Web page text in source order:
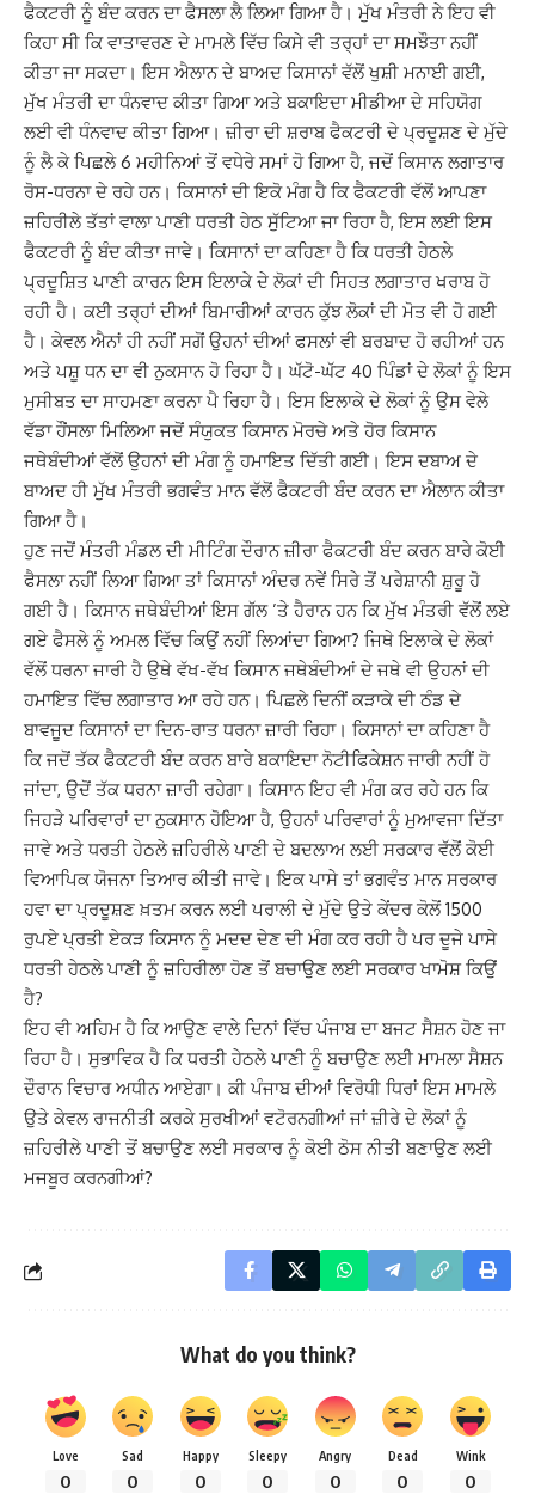
ਫੈਕਟਰੀ ਨੂੰ ਬੰਦ ਕਰਨ ਦਾ ਫੈਸਲਾ ਲੈ ਲਿਆ ਗਿਆ ਹੈ। ਮੁੱਖ ਮੰਤਰੀ ਨੇ ਇਹ ਵੀ
ਕਿਹਾ ਸੀ ਕਿ ਵਾਤਾਵਰਣ ਦੇ ਮਾਮਲੇ ਵਿੱਚ ਕਿਸੇ ਵੀ ਤਰ੍ਹਾਂ ਦਾ ਸਮਝੌਤਾ ਨਹੀਂ
ਕੀਤਾ ਜਾ ਸਕਦਾ। ਇਸ ਐਲਾਨ ਦੇ ਬਾਅਦ ਕਿਸਾਨਾਂ ਵੱਲੋਂ ਖੁਸ਼ੀ ਮਨਾਈ ਗਈ,
ਮੁੱਖ ਮੰਤਰੀ ਦਾ ਧੰਨਵਾਦ ਕੀਤਾ ਗਿਆ ਅਤੇ ਬਕਾਇਦਾ ਮੀਡੀਆ ਦੇ ਸਹਿਯੋਗ
ਲਈ ਵੀ ਧੰਨਵਾਦ ਕੀਤਾ ਗਿਆ। ਜ਼ੀਰਾ ਦੀ ਸ਼ਰਾਬ ਫੈਕਟਰੀ ਦੇ ਪ੍ਰਦੂਸ਼ਣ ਦੇ ਮੁੱਦੇ
ਨੂੰ ਲੈ ਕੇ ਪਿਛਲੇ 6 ਮਹੀਨਿਆਂ ਤੋਂ ਵਧੇਰੇ ਸਮਾਂ ਹੋ ਗਿਆ ਹੈ, ਜਦੋਂ ਕਿਸਾਨ ਲਗਾਤਾਰ
ਰੋਸ-ਧਰਨਾ ਦੇ ਰਹੇ ਹਨ। ਕਿਸਾਨਾਂ ਦੀ ਇਕੋ ਮੰਗ ਹੈ ਕਿ ਫੈਕਟਰੀ ਵੱਲੋਂ ਆਪਣਾ
ਜ਼ਹਿਰੀਲੇ ਤੱਤਾਂ ਵਾਲਾ ਪਾਣੀ ਧਰਤੀ ਹੇਠ ਸੁੱਟਿਆ ਜਾ ਰਿਹਾ ਹੈ, ਇਸ ਲਈ ਇਸ
ਫੈਕਟਰੀ ਨੂੰ ਬੰਦ ਕੀਤਾ ਜਾਵੇ। ਕਿਸਾਨਾਂ ਦਾ ਕਹਿਣਾ ਹੈ ਕਿ ਧਰਤੀ ਹੇਠਲੇ
ਪ੍ਰਦੂਸ਼ਿਤ ਪਾਣੀ ਕਾਰਨ ਇਸ ਇਲਾਕੇ ਦੇ ਲੋਕਾਂ ਦੀ ਸਿਹਤ ਲਗਾਤਾਰ ਖਰਾਬ ਹੋ
ਰਹੀ ਹੈ। ਕਈ ਤਰ੍ਹਾਂ ਦੀਆਂ ਬਿਮਾਰੀਆਂ ਕਾਰਨ ਕੁੱਝ ਲੋਕਾਂ ਦੀ ਮੋਤ ਵੀ ਹੋ ਗਈ
ਹੈ। ਕੇਵਲ ਐਨਾਂ ਹੀ ਨਹੀਂ ਸਗੋਂ ਉਹਨਾਂ ਦੀਆਂ ਫਸਲਾਂ ਵੀ ਬਰਬਾਦ ਹੋ ਰਹੀਆਂ ਹਨ
ਅਤੇ ਪਸ਼ੂ ਧਨ ਦਾ ਵੀ ਨੁਕਸਾਨ ਹੋ ਰਿਹਾ ਹੈ। ਘੱਟੋ-ਘੱਟ 40 ਪਿੰਡਾਂ ਦੇ ਲੋਕਾਂ ਨੂੰ ਇਸ
ਮੁਸੀਬਤ ਦਾ ਸਾਹਮਣਾ ਕਰਨਾ ਪੈ ਰਿਹਾ ਹੈ। ਇਸ ਇਲਾਕੇ ਦੇ ਲੋਕਾਂ ਨੂੰ ਉਸ ਵੇਲੇ
ਵੱਡਾ ਹੌਂਸਲਾ ਮਿਲਿਆ ਜਦੋਂ ਸੰਯੁਕਤ ਕਿਸਾਨ ਮੋਰਚੇ ਅਤੇ ਹੋਰ ਕਿਸਾਨ
ਜਥੇਬੰਦੀਆਂ ਵੱਲੋਂ ਉਹਨਾਂ ਦੀ ਮੰਗ ਨੂੰ ਹਮਾਇਤ ਦਿੱਤੀ ਗਈ। ਇਸ ਦਬਾਅ ਦੇ
ਬਾਅਦ ਹੀ ਮੁੱਖ ਮੰਤਰੀ ਭਗਵੰਤ ਮਾਨ ਵੱਲੋਂ ਫੈਕਟਰੀ ਬੰਦ ਕਰਨ ਦਾ ਐਲਾਨ ਕੀਤਾ
ਗਿਆ ਹੈ।
ਹੁਣ ਜਦੋਂ ਮੰਤਰੀ ਮੰਡਲ ਦੀ ਮੀਟਿੰਗ ਦੌਰਾਨ ਜ਼ੀਰਾ ਫੈਕਟਰੀ ਬੰਦ ਕਰਨ ਬਾਰੇ ਕੋਈ
ਫੈਸਲਾ ਨਹੀਂ ਲਿਆ ਗਿਆ ਤਾਂ ਕਿਸਾਨਾਂ ਅੰਦਰ ਨਵੇਂ ਸਿਰੇ ਤੋਂ ਪਰੇਸ਼ਾਨੀ ਸ਼ੁਰੂ ਹੋ
ਗਈ ਹੈ। ਕਿਸਾਨ ਜਥੇਬੰਦੀਆਂ ਇਸ ਗੱਲ ’ਤੇ ਹੈਰਾਨ ਹਨ ਕਿ ਮੁੱਖ ਮੰਤਰੀ ਵੱਲੋਂ ਲਏ
ਗਏ ਫੈਸਲੇ ਨੂੰ ਅਮਲ ਵਿੱਚ ਕਿਉਂ ਨਹੀਂ ਲਿਆਂਦਾ ਗਿਆ? ਜਿਥੇ ਇਲਾਕੇ ਦੇ ਲੋਕਾਂ
ਵੱਲੋਂ ਧਰਨਾ ਜਾਰੀ ਹੈ ਉਥੇ ਵੱਖ-ਵੱਖ ਕਿਸਾਨ ਜਥੇਬੰਦੀਆਂ ਦੇ ਜਥੇ ਵੀ ਉਹਨਾਂ ਦੀ
ਹਮਾਇਤ ਵਿੱਚ ਲਗਾਤਾਰ ਆ ਰਹੇ ਹਨ। ਪਿਛਲੇ ਦਿਨੀਂ ਕੜਾਕੇ ਦੀ ਠੰਡ ਦੇ
ਬਾਵਜੂਦ ਕਿਸਾਨਾਂ ਦਾ ਦਿਨ-ਰਾਤ ਧਰਨਾ ਜ਼ਾਰੀ ਰਿਹਾ। ਕਿਸਾਨਾਂ ਦਾ ਕਹਿਣਾ ਹੈ
ਕਿ ਜਦੋਂ ਤੱਕ ਫੈਕਟਰੀ ਬੰਦ ਕਰਨ ਬਾਰੇ ਬਕਾਇਦਾ ਨੋਟੀਫਿਕੇਸ਼ਨ ਜਾਰੀ ਨਹੀਂ ਹੋ
ਜਾਂਦਾ, ਉਦੋਂ ਤੱਕ ਧਰਨਾ ਜ਼ਾਰੀ ਰਹੇਗਾ। ਕਿਸਾਨ ਇਹ ਵੀ ਮੰਗ ਕਰ ਰਹੇ ਹਨ ਕਿ
ਜਿਹੜੇ ਪਰਿਵਾਰਾਂ ਦਾ ਨੁਕਸਾਨ ਹੋਇਆ ਹੈ, ਉਹਨਾਂ ਪਰਿਵਾਰਾਂ ਨੂੰ ਮੁਆਵਜਾ ਦਿੱਤਾ
ਜਾਵੇ ਅਤੇ ਧਰਤੀ ਹੇਠਲੇ ਜ਼ਹਿਰੀਲੇ ਪਾਣੀ ਦੇ ਬਦਲਾਅ ਲਈ ਸਰਕਾਰ ਵੱਲੋਂ ਕੋਈ
ਵਿਆਪਿਕ ਯੋਜਨਾ ਤਿਆਰ ਕੀਤੀ ਜਾਵੇ। ਇਕ ਪਾਸੇ ਤਾਂ ਭਗਵੰਤ ਮਾਨ ਸਰਕਾਰ
ਹਵਾ ਦਾ ਪ੍ਰਦੂਸ਼ਣ ਖ਼ਤਮ ਕਰਨ ਲਈ ਪਰਾਲੀ ਦੇ ਮੁੱਦੇ ਉਤੇ ਕੇਂਦਰ ਕੋਲੋਂ 1500
ਰੁਪਏ ਪ੍ਰਤੀ ਏਕੜ ਕਿਸਾਨ ਨੂੰ ਮਦਦ ਦੇਣ ਦੀ ਮੰਗ ਕਰ ਰਹੀ ਹੈ ਪਰ ਦੂਜੇ ਪਾਸੇ
ਧਰਤੀ ਹੇਠਲੇ ਪਾਣੀ ਨੂੰ ਜ਼ਹਿਰੀਲਾ ਹੋਣ ਤੋਂ ਬਚਾਉਣ ਲਈ ਸਰਕਾਰ ਖਾਮੋਸ਼ ਕਿਉਂ
ਹੈ?
ਇਹ ਵੀ ਅਹਿਮ ਹੈ ਕਿ ਆਉਣ ਵਾਲੇ ਦਿਨਾਂ ਵਿੱਚ ਪੰਜਾਬ ਦਾ ਬਜਟ ਸੈਸ਼ਨ ਹੋਣ ਜਾ
ਰਿਹਾ ਹੈ। ਸੁਭਾਵਿਕ ਹੈ ਕਿ ਧਰਤੀ ਹੇਠਲੇ ਪਾਣੀ ਨੂੰ ਬਚਾਉਣ ਲਈ ਮਾਮਲਾ ਸੈਸ਼ਨ
ਦੌਰਾਨ ਵਿਚਾਰ ਅਧੀਨ ਆਏਗਾ। ਕੀ ਪੰਜਾਬ ਦੀਆਂ ਵਿਰੋਧੀ ਧਿਰਾਂ ਇਸ ਮਾਮਲੇ
ਉਤੇ ਕੇਵਲ ਰਾਜਨੀਤੀ ਕਰਕੇ ਸੁਰਖੀਆਂ ਵਟੋਰਨਗੀਆਂ ਜਾਂ ਜ਼ੀਰੇ ਦੇ ਲੋਕਾਂ ਨੂੰ
ਜ਼ਹਿਰੀਲੇ ਪਾਣੀ ਤੋਂ ਬਚਾਉਣ ਲਈ ਸਰਕਾਰ ਨੂੰ ਕੋਈ ਠੋਸ ਨੀਤੀ ਬਣਾਉਣ ਲਈ
ਮਜਬੂਰ ਕਰਨਗੀਆਂ?
What do you think?
Love
0
Sad
0
Happy
0
Sleepy
0
Angry
0
Dead
0
Wink
0